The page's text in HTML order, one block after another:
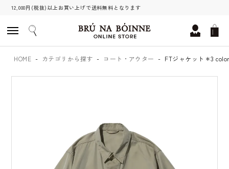
12,000円(税抜)以上お買い上げで送料無料となります
HOME カテゴリから探す コート・アウター FTジャケット＊3